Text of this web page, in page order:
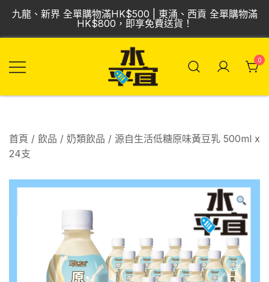
Skip
content
九龍、新界 全單購物滿HK$500 | 東涌、西貢 全單購物滿
HK$800，即享免費送貨！
酒、食品
0
首頁 / 飲品 / 奶類飲品 / 源自生活低糖原味黃豆乳 500ml x
24支